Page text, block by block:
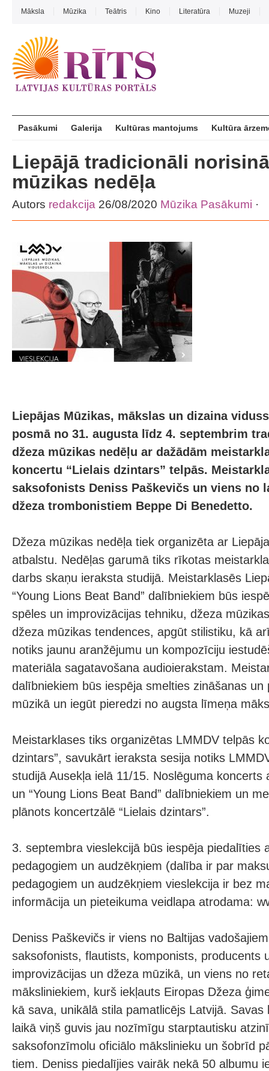
Māksla Mūzika Teātris Kino Literatūra Muzeji
Pasākumi Galerija Kultūras mantojums Kultūra
Liepājā tradicionāli
mūzikas nedēļa
Autors redakcija 26/08/2020 Mūzika Pasākumi ·
Liepājas Mūzikas, mākslas un dizaina
posmā no 31. augusta līdz 4. septembrim
džeza mūzikas nedēļu ar dažādām
koncertu “Lielais dzintars” telpās.
saksofonists Deniss Paškevičs un viens no
džeza trombonistiem Beppe Di Benedetto.
Džeza mūzikas nedēļa tiek organizēta ar
atbalstu. Nedēļas garumā tiks rīkotas
darbs skaņu ieraksta studijā. Meistarklasēs
“Young Lions Beat Band” dalībniekiem būs
spēles un improvizācijas tehniku, džeza
džeza mūzikas tendences, apgūt stilistiku, kā
notiks jaunu aranžējumu un kompozīciju
materiāla sagatavošana audioierakstam.
dalībniekiem būs iespēja smelties zināšanas un
mūzikā un iegūt pieredzi no augsta līmeņa
Meistarklases tiks organizētas LMMDV telpās
dzintars”, savukārt ieraksta sesija notiks
studijā Ausekļa ielā 11/15. Noslēguma koncerts
un “Young Lions Beat Band” dalībniekiem un
plānots koncertzālē “Lielais dzintars”.
3. septembra vieslekcijā būs iespēja piedalīties
pedagogiem un audzēkņiem (dalība ir par
pedagogiem un audzēkņiem vieslekcija ir bez
informācija un pieteikuma veidlapa atrodama:
Deniss Paškevičs ir viens no Baltijas
saksofonists, flautists, komponists, producents
improvizācijas un džeza mūzikā, un viens no
māksliniekiem, kurš iekļauts Eiropas Džeza
kā sava, unikālā stila pamatlicējs Latvijā.
laikā viņš guvis jau nozīmīgu starptautisku
saksofonzīmolu oficiālo mākslinieku un šobrīd
tiem. Deniss piedalījies vairāk nekā 50 albumu